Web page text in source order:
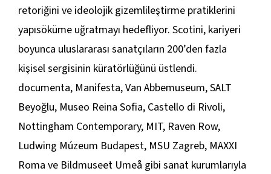
retoriğini ve ideolojik gizemlileştirme pratiklerini
yapısöküme uğratmayı hedefliyor. Scotini, kariyeri
boyunca uluslararası sanatçıların 200’den fazla
kişisel sergisinin küratörlüğünü üstlendi.
documenta, Manifesta, Van Abbemuseum, SALT
Beyoğlu, Museo Reina Sofia, Castello di Rivoli,
Nottingham Contemporary, MIT, Raven Row,
Ludwing Múzeum Budapest, MSU Zagreb, MAXXI
Roma ve Bildmuseet Umeå gibi sanat kurumlarıyla